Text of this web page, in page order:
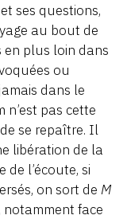
ses questions,
au bout de
en plus loin dans
ou
dans le
n’est pas cette
se repaître. Il
libération de la
de l’écoute, si
on sort de M
notamment face